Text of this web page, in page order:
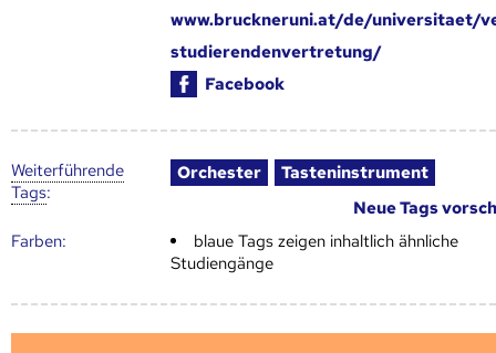
www.bruckneruni.at/de/universitaet/
studierendenvertretung/
Facebook
Weiter­führende
Tags:
Orchester
Tasteninstrument
Neue Tags
Farben:
blaue Tags zeigen inhaltlich ähnliche
Studiengänge